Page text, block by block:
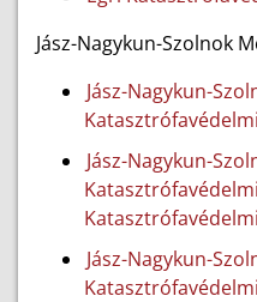
Jász-Nagykun-Szolnok
Jász-Nagykun-
Jász-Nagykun-
Jász-Nagykun-